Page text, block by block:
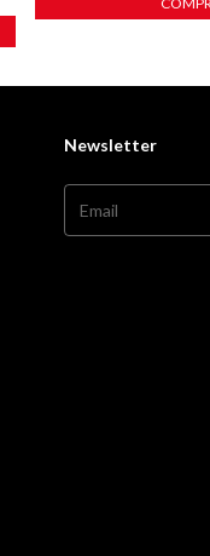
Newsletter